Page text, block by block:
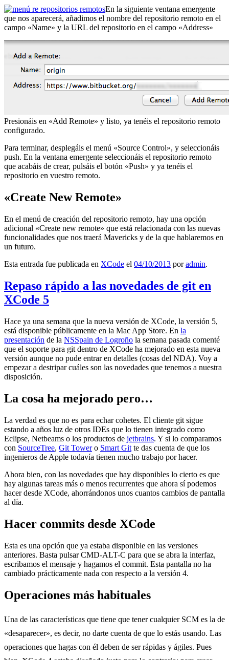
En la siguiente ventana emergente
que nos aparecerá, añadimos el nombre del repositorio remoto en el
campo «Name» y la URL del repositorio en el campo «Address»
Presionáis en «Add Remote» y listo, ya tenéis el repositorio remoto
configurado.
Para terminar, desplegáis el menú «Source Control», y seleccionáis
push. En la ventana emergente seleccionáis el repositorio remoto
que acabáis de crear, pulsáis el botón «Push» y ya tenéis el
repositorio en vuestro remoto.
«Create New Remote»
En el menú de creación del repositorio remoto, hay una opción
adicional «Create new remote» que está relacionada con las nuevas
funcionalidades que nos traerá Mavericks y de la que hablaremos en
un futuro.
Esta entrada fue publicada en XCode el 04/10/2013 poradmin.
Repaso rápido a las novedades de git en
XCode 5
Hace ya una semana que la nueva versión de XCode, la versión 5,
está disponible públicamente en la Mac App Store. En la
presentación de la NSSpain de Logroño la semana pasada comenté
que el soporte para git dentro de XCode ha mejorado en esta nueva
versión aunque no pude entrar en detalles (cosas del NDA). Voy a
empezar a destripar cuáles son las novedades que tenemos a nuestra
disposición.
La cosa ha mejorado pero…
La verdad es que no es para echar cohetes. El cliente git sigue
estando a años luz de otros IDEs que lo tienen integrado como
Eclipse, Netbeams o los productos de jetbrains. Y si lo comparamos
con SourceTree, Git Towero Smart Git te das cuenta de que los
ingenieros de Apple todavía tienen mucho trabajo por hacer.
Ahora bien, con las novedades que hay disponibles lo cierto es que
hay algunas tareas más o menos recurrentes que ahora sí podemos
hacer desde XCode, ahorrándonos unos cuantos cambios de pantalla
al día.
Hacer commits desde XCode
Esta es una opción que ya estaba disponible en las versiones
anteriores. Basta pulsar CMD-ALT-C para que se abra la interfaz,
escribamos el mensaje y hagamos el commit. Esta pantalla no ha
cambiado prácticamente nada con respecto a la versión 4.
Operaciones más habituales
Una de las características que tiene que tener cualquier SCM es la de
«desaparecer», es decir, no darte cuenta de que lo estás usando. Las
operaciones que hagas con él deben de ser rápidas y ágiles. Pues